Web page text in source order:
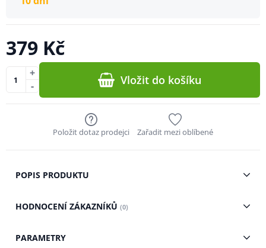
379 Kč
-
+ Vložit do košíku
Položit dotaz prodejci Zařadit mezi oblíbené
POPIS PRODUKTU
HODNOCENÍ ZÁKAZNÍKŮ (0)
PARAMETRY